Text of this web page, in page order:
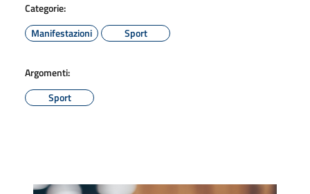
Categorie:
Manifestazioni
Sport
Argomenti:
Sport